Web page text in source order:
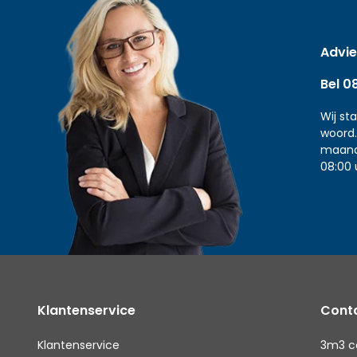
Bel
Wij
08:00
Klantenservice
Klantenservice 3m3